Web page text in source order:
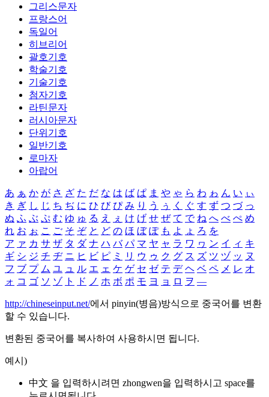
그리스문자
프랑스어
독일어
히브리어
괄호기호
학술기호
기술기호
첨자기호
라틴문자
러시아문자
단위기호
일반기호
로마자
아랍어
あ ぁ か が さ ざ た だ な は ば ぱ ま や ゃ ら わ ゎ ん い ぃ
き ぎ し じ ち ぢ に ひ び ぴ み り う ぅ く ぐ す ず つ づ っ
ぬ ふ ぶ ぷ む ゆ ゅ る え ぇ け げ せ ぜ て で ね へ べ ぺ め
れ お ぉ こ ご そ ぞ と ど の ほ ぼ ぽ も よ ょ ろ を
ア ァ カ サ ザ タ ダ ナ ハ バ パ マ ヤ ャ ラ ワ ヮ ン イ ィ キ
ギ シ ジ チ ヂ ニ ヒ ビ ピ ミ リ ウ ゥ ク グ ス ズ ツ ヅ ッ ヌ
フ ブ プ ム ユ ュ ル エ ェ ケ ゲ セ ゼ テ デ ヘ ベ ペ メ レ オ
ォ コ ゴ ソ ゾ ト ド ノ ホ ボ ポ モ ヨ ョ ロ ヲ ―
http://chineseinput.net/에서 pinyin(병음)방식으로 중국어를 변환
할 수 있습니다.
변환된 중국어를 복사하여 사용하시면 됩니다.
예시)
中文 을 입력하시려면 zhongwen을 입력하시고 space를